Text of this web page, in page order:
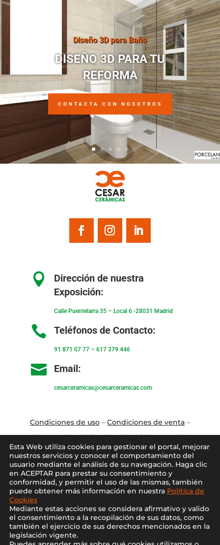
Diseño 3D para Baño
DISEÑO 3D PARA TU
REFORMA
CONTACTA CON NOSOTROS

Dirección de nuestra
Exposición:
Calle Puentelarra 35 – Local 6 -28031 Madrid
 Teléfonos de Contacto:
91 871 07 77– 617 379 446
 Email:
cesarceramicas@cesarceramicas.com
Condiciones de uso– Condiciones de venta–
Aviso Legal–Política de privacidad –Política
de cookies
Blog–Contacto–Conócenos –Mi Cuenta
Esta Web utiliza cookies para gestionar el portal, mejorar
nuestros servicios y conocer el comportamiento del
usuario mediante el análisis de su navegación. Haga clic
en ACEPTAR para prestar su consentimiento y
conformidad, y permitir el uso de las mismas, también
puede obtener más información en nuestra Política de
Cookies
Mediante estas acciones se considera afirmativo y valido
el consentimiento a la recopilación de sus datos, como
también el ejercicio de sus derechos mencionados en la
legislación vigente.